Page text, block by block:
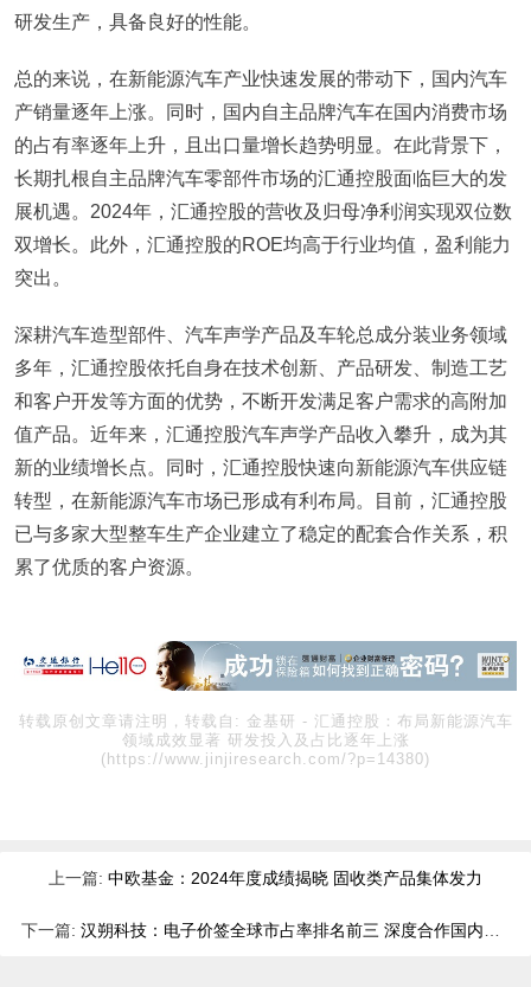
研发生产，具备良好的性能。
总的来说，在新能源汽车产业快速发展的带动下，国内汽车
产销量逐年上涨。同时，国内自主品牌汽车在国内消费市场
的占有率逐年上升，且出口量增长趋势明显。在此背景下，
长期扎根自主品牌汽车零部件市场的汇通控股面临巨大的发
展机遇。2024年，汇通控股的营收及归母净利润实现双位数
双增长。此外，汇通控股的ROE均高于行业均值，盈利能力
突出。
深耕汽车造型部件、汽车声学产品及车轮总成分装业务领域
多年，汇通控股依托自身在技术创新、产品研发、制造工艺
和客户开发等方面的优势，不断开发满足客户需求的高附加
值产品。近年来，汇通控股汽车声学产品收入攀升，成为其
新的业绩增长点。同时，汇通控股快速向新能源汽车供应链
转型，在新能源汽车市场已形成有利布局。目前，汇通控股
已与多家大型整车生产企业建立了稳定的配套合作关系，积
累了优质的客户资源。
转载原创文章请注明，转载自: 金基研 - 汇通控股：布局新能源汽车
领域成效显著 研发投入及占比逐年上涨
(https://www.jinjiresearch.com/?p=14380)
上一篇: 中欧基金：2024年度成绩揭晓 固收类产品集体发力
下一篇: 汉朔科技：电子价签全球市占率排名前三 深度合作国内外头部零售企业